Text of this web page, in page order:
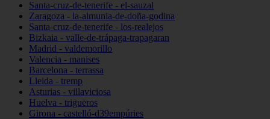
Santa-cruz-de-tenerife - el-sauzal
Zaragoza - la-almunia-de-doña-godina
Santa-cruz-de-tenerife - los-realejos
Bizkaia - valle-de-trápaga-trapagaran
Madrid - valdemorillo
Valencia - manises
Barcelona - terrassa
Lleida - tremp
Asturias - villaviciosa
Huelva - trigueros
Girona - castelló-d39empúries